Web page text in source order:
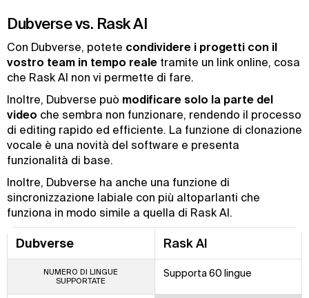
Dubverse vs. Rask AI
Con Dubverse, potete condividere i progetti con il
vostro team in tempo reale tramite un link online, cosa
che Rask AI non vi permette di fare.
Inoltre, Dubverse può modificare solo la parte del
video che sembra non funzionare, rendendo il processo
di editing rapido ed efficiente. La funzione di clonazione
vocale è una novità del software e presenta
funzionalità di base.
Inoltre, Dubverse ha anche una funzione di
sincronizzazione labiale con più altoparlanti che
funziona in modo simile a quella di Rask AI.
Dubverse Rask AI
NUMERO DI LINGUE
SUPPORTATE
Supporta 60 lingue